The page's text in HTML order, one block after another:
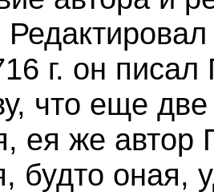
г. он
что еще
ея же автор
будто оная,